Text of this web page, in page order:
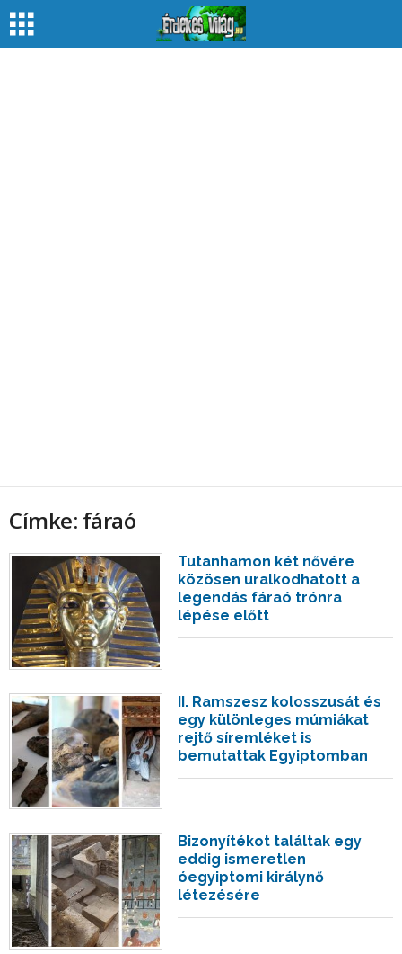
Címke: fáraó
Tutanhamon két nővére
közösen uralkodhatott a
legendás fáraó trónra
lépése előtt
II. Ramszesz kolosszusát és
egy különleges múmiákat
rejtő síremléket is
bemutattak Egyiptomban
Bizonyítékot találtak egy
eddig ismeretlen
óegyiptomi királynő
létezésére